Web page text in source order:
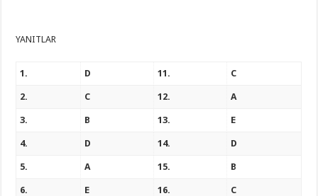
YANITLAR
1. D 11. C
2. C 12. A
3. B 13. E
4. D 14. D
5. A 15. B
6. E 16. C